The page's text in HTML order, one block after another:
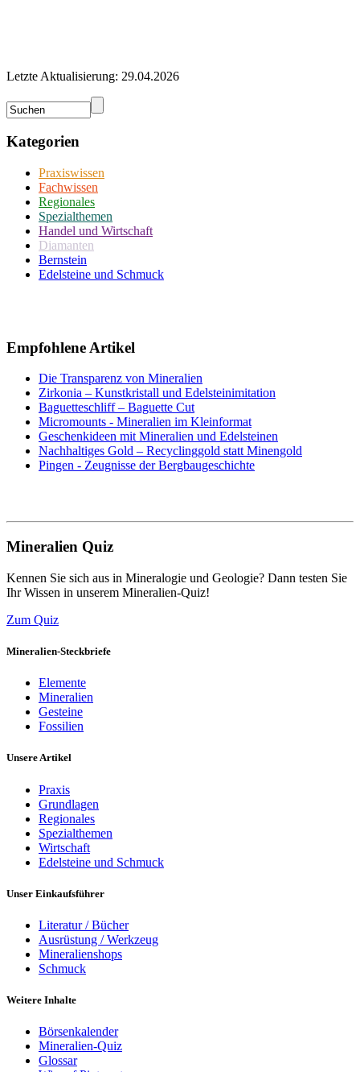
Letzte Aktualisierung: 29.04.2026
Kategorien
Praxiswissen
Fachwissen
Regionales
Spezialthemen
Handel und Wirtschaft
Diamanten
Bernstein
Edelsteine und Schmuck
Empfohlene Artikel
Die Transparenz von Mineralien
Zirkonia – Kunstkristall und Edelsteinimitation
Baguetteschliff – Baguette Cut
Micromounts - Mineralien im Kleinformat
Geschenkideen mit Mineralien und Edelsteinen
Nachhaltiges Gold – Recyclinggold statt Minengold
Pingen - Zeugnisse der Bergbaugeschichte
Mineralien Quiz
Kennen Sie sich aus in Mineralogie und Geologie? Dann testen Sie
Ihr Wissen in unserem Mineralien-Quiz!
Zum Quiz
Mineralien-Steckbriefe
Elemente
Mineralien
Gesteine
Fossilien
Unsere Artikel
Praxis
Grundlagen
Regionales
Spezialthemen
Wirtschaft
Edelsteine und Schmuck
Unser Einkaufsführer
Literatur / Bücher
Ausrüstung / Werkzeug
Mineralienshops
Schmuck
Weitere Inhalte
Börsenkalender
Mineralien-Quiz
Glossar